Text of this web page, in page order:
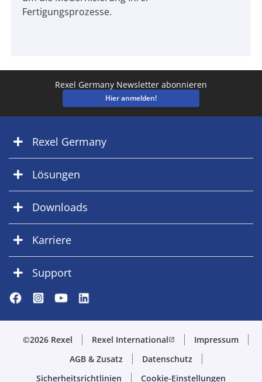
Fertigungsprozesse.
Rexel Germany Newsletter abonnieren
Hier anmelden!
Rexel Germany
Lösungen
Downloads
Karriere
Support
©2026 Rexel Rexel International open_in_new
Impressum
AGB & Zusatz
Datenschutz
Sicherheitsrichtlinien
Cookie-Einstellungen